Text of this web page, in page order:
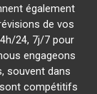
également
de vos
24, 7j/7 pour
engageons
souvent dans
compétitifs